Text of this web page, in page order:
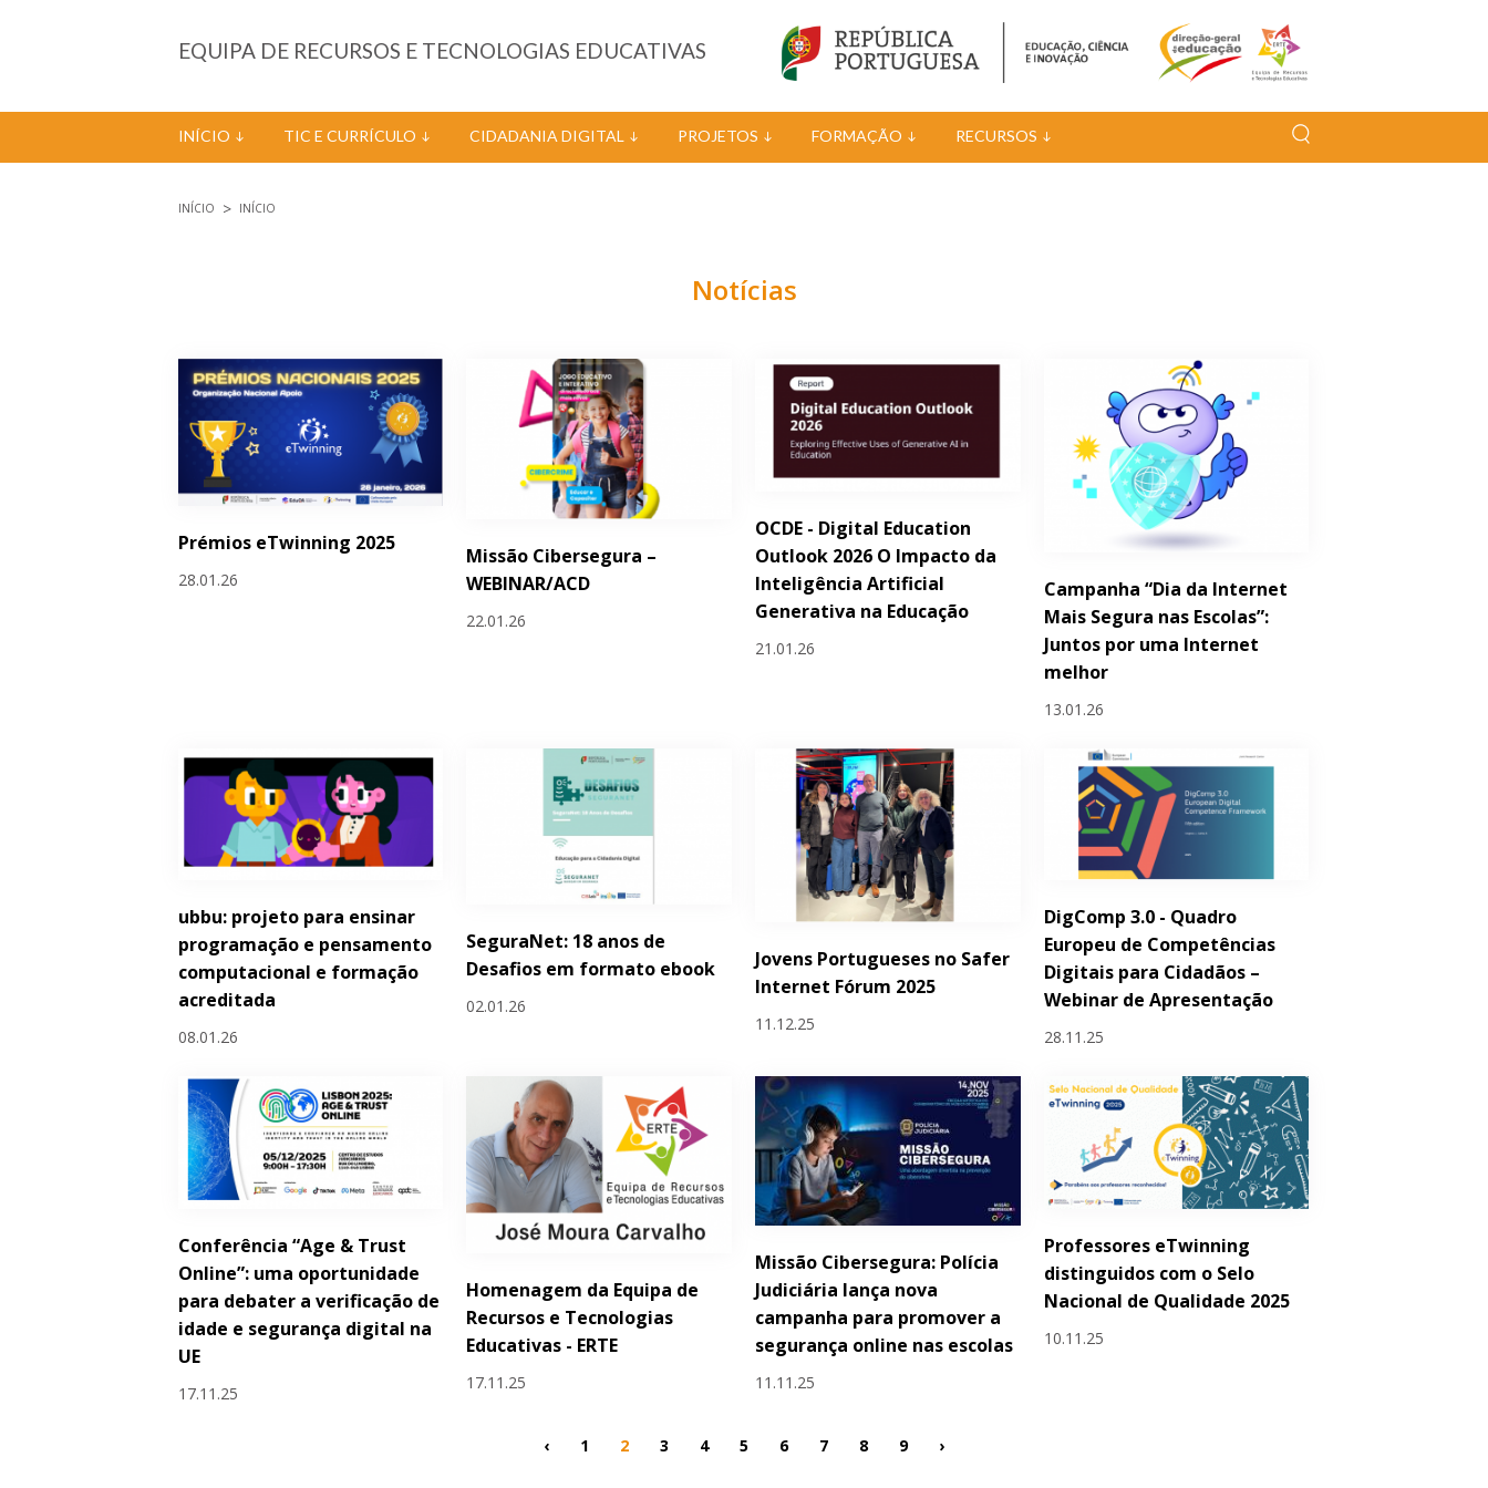
EQUIPA DE RECURSOS E TECNOLOGIAS EDUCATIVAS
INÍCIO TIC E CURRÍCULO CIDADANIA DIGITAL PROJETOS FORMAÇÃO RECURSOS
INÍCIO INÍCIO
Notícias
Prémios eTwinning 2025
28.01.26
Missão Cibersegura –
WEBINAR/ACD
22.01.26
OCDE - Digital Education
Outlook 2026 O Impacto da
Inteligência Artificial
Generativa na Educação
21.01.26
Campanha “Dia da Internet
Mais Segura nas Escolas”:
Juntos por uma Internet
melhor
13.01.26
ubbu: projeto para ensinar
programação e pensamento
computacional e formação
acreditada
08.01.26
SeguraNet: 18 anos de
Desafios em formato ebook
02.01.26
Jovens Portugueses no Safer
Internet Fórum 2025
11.12.25
DigComp 3.0 - Quadro
Europeu de Competências
Digitais para Cidadãos –
Webinar de Apresentação
28.11.25
Conferência “Age & Trust
Online”: uma oportunidade
para debater a verificação de
idade e segurança digital na
UE
17.11.25
Homenagem da Equipa de
Recursos e Tecnologias
Educativas - ERTE
17.11.25
Missão Cibersegura: Polícia
Judiciária lança nova
campanha para promover a
segurança online nas escolas
11.11.25
Professores eTwinning
distinguidos com o Selo
Nacional de Qualidade 2025
10.11.25
Páginas
‹ 1 2 3 4 5 6 7 8 9 ›